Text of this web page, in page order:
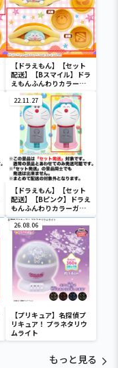
【ドラえもん】【セット
配送】【Bスマイル】ドラ
えもんふんわりカラーひ
ょっこりクッション
22.11.27
【ドラえもん】【セット
配送】【Bピンク】ドラえ
もんふんわりカラーガム
ガチャ
26.08.06
【プリキュア】名探偵プ
リキュア！ プラネタリウ
ムライト
もっと見る